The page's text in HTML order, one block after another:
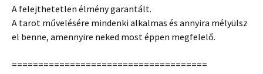
A felejthetetlen élmény garantált.
A tarot művelésére mindenki alkalmas és annyira mélyülsz
el benne, amennyire neked most éppen megfelelő.
=====================================